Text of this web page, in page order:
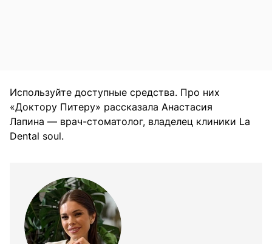
Используйте доступные средства. Про них
«Доктору Питеру» рассказала Анастасия
Лапина — врач-стоматолог, владелец клиники La
Dental soul.